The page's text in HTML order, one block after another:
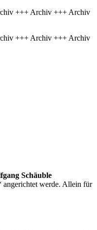
+++ Archiv +++ Archiv
+++ Archiv +++ Archiv
Schäuble
angerichtet werde. Allein für